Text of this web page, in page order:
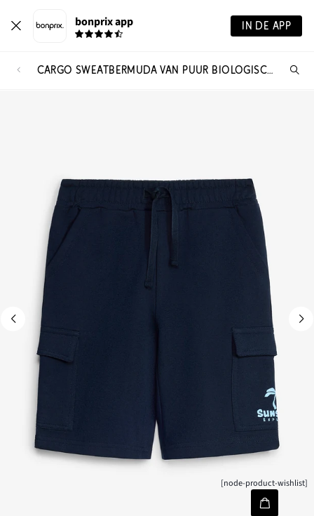
bonprix app IN DE APP
CARGO SWEATBERMUDA VAN PUUR BIOLOGISCH KATOEN
[node-product-wishlist]